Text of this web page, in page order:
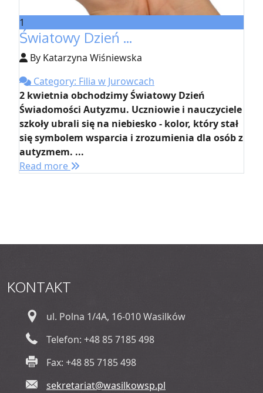
1
Światowy Dzień ...
By Katarzyna Wiśniewska
Category: Filia w Jurowcach
2 kwietnia obchodzimy Światowy Dzień
Świadomości Autyzmu. Uczniowie i nauczyciele
szkoły ubrali się na niebiesko - kolor, który stał
się symbolem wsparcia i zrozumienia dla osób z
autyzmem. ...
Read more
KONTAKT
ul. Polna 1/4A, 16-010 Wasilków
Telefon: +48 85 7185 498
Fax: +48 85 7185 498
sekretariat@wasilkowsp.pl